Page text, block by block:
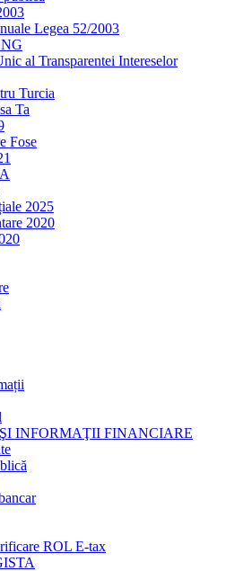
Legea 52/2003
al Transparentei Intereselor
Turcia
Ta
Fose
2025
2020
INFORMAŢII FINANCIARE
ROL E-tax